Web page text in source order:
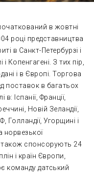
в жовтні
році представництва
в Санкт-Петербурзі і
Копенгагені. З тих пір,
і в Європі. Торгова
поставок в багатьох
Іспанії, Франції,
Новій Зеландії,
Голландії, Угорщині і
норвезької
також спонсорують 24
і країн Європи,
команду датський